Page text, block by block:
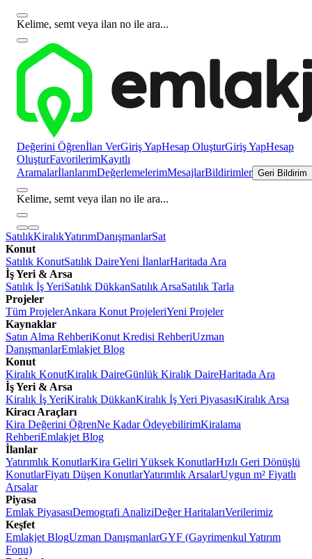
Kelime, semt veya ilan no ile ara...
Değerini Öğrenİlan VerGiriş YapHesap OluşturGiriş YapHesap
OluşturFavorilerimKayıtlı
AramalarİlanlarımDeğerlemelerimMesajlarBildirimler Geri Bildirim
Kelime, semt veya ilan no ile ara...
SatılıkKiralıkYatırımDanışmanlarSat
Konut
Satılık KonutSatılık DaireYeni İlanlarHaritada Ara
İş Yeri & Arsa
Satılık İş YeriSatılık DükkanSatılık ArsaSatılık Tarla
Projeler
Tüm ProjelerAnkara Konut ProjeleriYeni Projeler
Kaynaklar
Satın Alma RehberiKonut Kredisi RehberiUzman
DanışmanlarEmlakjet Blog
Konut
Kiralık KonutKiralık DaireGünlük Kiralık DaireHaritada Ara
İş Yeri & Arsa
Kiralık İş YeriKiralık DükkanKiralık İş Yeri PiyasasıKiralık Arsa
Kiracı Araçları
Kira Değerini ÖğrenNe Kadar ÖdeyebilirimKiralama
RehberiEmlakjet Blog
İlanlar
Yatırımlık KonutlarKira Geliri Yüksek KonutlarHızlı Geri Dönüşlü
KonutlarFiyatı Düşen KonutlarYatırımlık ArsalarUygun m² Fiyatlı
Arsalar
Piyasa
Emlak PiyasasıDemografi AnaliziDeğer HaritalarıVerilerimiz
Keşfet
Emlakjet BlogUzman DanışmanlarGYF (Gayrimenkul Yatırım
Fonu)